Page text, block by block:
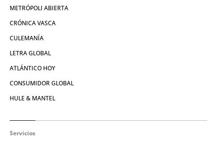
METRÓPOLI ABIERTA
CRÓNICA VASCA
CULEMANÍA
LETRA GLOBAL
ATLÁNTICO HOY
CONSUMIDOR GLOBAL
HULE & MANTEL
Servicios